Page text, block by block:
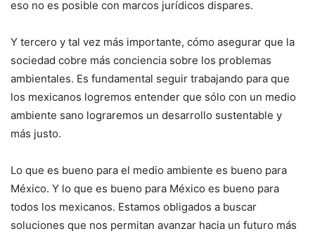
eso no es posible con marcos jurídicos dispares.
Y tercero y tal vez más importante, cómo asegurar que la
sociedad cobre más conciencia sobre los problemas
ambientales. Es fundamental seguir trabajando para que
los mexicanos logremos entender que sólo con un medio
ambiente sano lograremos un desarrollo sustentable y
más justo.
Lo que es bueno para el medio ambiente es bueno para
México. Y lo que es bueno para México es bueno para
todos los mexicanos. Estamos obligados a buscar
soluciones que nos permitan avanzar hacia un futuro más